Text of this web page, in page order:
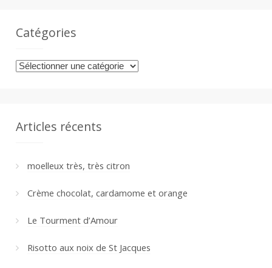
Catégories
Catégories
Articles récents
moelleux très, très citron
Crème chocolat, cardamome et orange
Le Tourment d’Amour
Risotto aux noix de St Jacques